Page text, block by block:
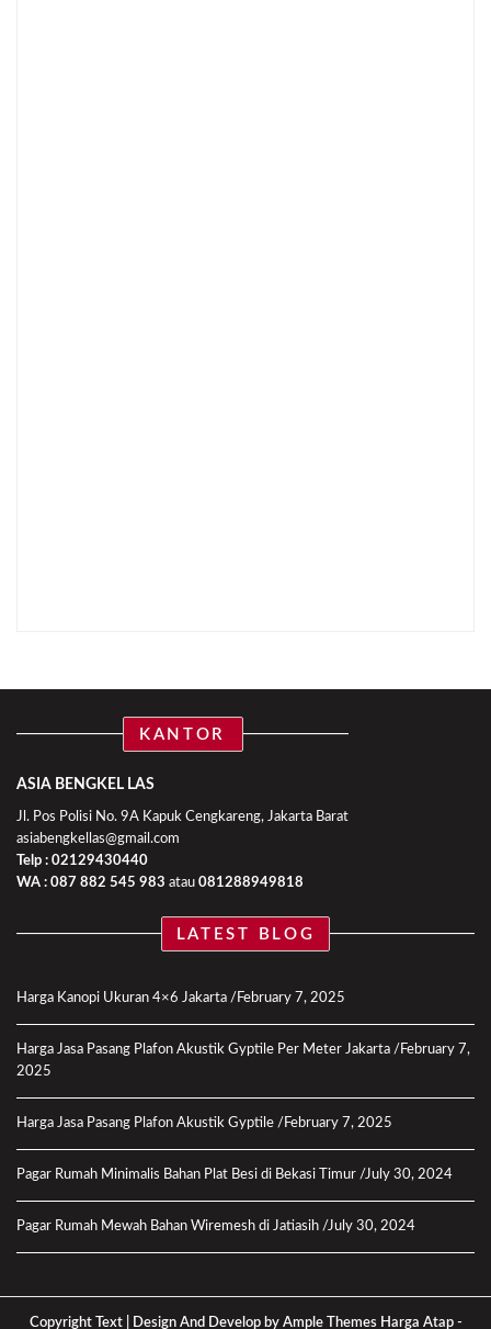
KANTOR
ASIA BENGKEL LAS
Jl. Pos Polisi No. 9A Kapuk Cengkareng, Jakarta Barat
asiabengkellas@gmail.com
Telp : 02129430440
WA : 087 882 545 983 atau 081288949818
LATEST BLOG
Harga Kanopi Ukuran 4×6 Jakarta February 7, 2025
Harga Jasa Pasang Plafon Akustik Gyptile Per Meter Jakarta
February 7,
2025
Harga Jasa Pasang Plafon Akustik Gyptile February 7, 2025
Pagar Rumah Minimalis Bahan Plat Besi di Bekasi Timur July 30, 2024
Pagar Rumah Mewah Bahan Wiremesh di Jatiasih July 30, 2024
Copyright Text | Design And Develop by Ample Themes Harga Atap-